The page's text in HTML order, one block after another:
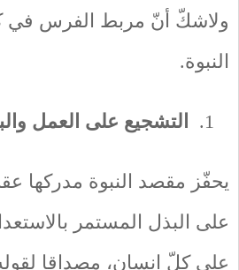
ولاشكّ أنّ مربط الفرس
النبوة.
التشجيع على العمل
يحفّز مقصد النبوة مدركها
على البذل المستمر
على كلّ إنسان، مصداقا